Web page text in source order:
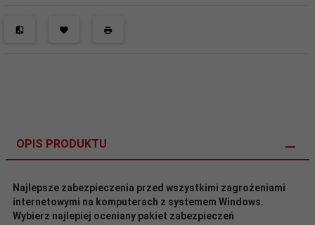
OPIS PRODUKTU
Najlepsze zabezpieczenia przed wszystkimi zagrożeniami
internetowymi na komputerach z systemem Windows.
Wybierz najlepiej oceniany pakiet zabezpieczeń